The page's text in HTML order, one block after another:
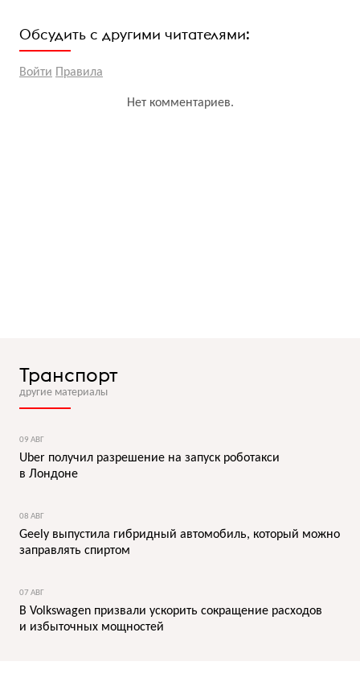
Обсудить с другими читателями:
Войти Правила
Нет комментариев.
Транспорт
другие материалы
09 АВГ
Uber получил разрешение на запуск роботакси
в Лондоне
08 АВГ
Geely выпустила гибридный автомобиль, который можно
заправлять спиртом
07 АВГ
В Volkswagen призвали ускорить сокращение расходов
и избыточных мощностей